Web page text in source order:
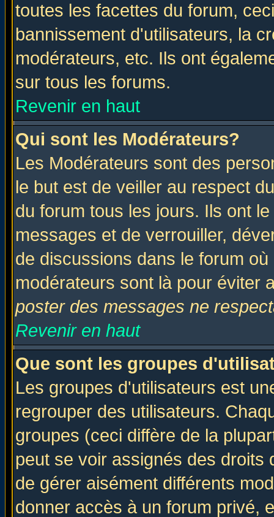
toutes les facettes du forum,
bannissement d'utilisateurs, la
modérateurs, etc. Ils ont
sur tous les forums.
Revenir en haut
Qui sont les Modérateurs?
Les Modérateurs sont des
le but est de veiller au respect
du forum tous les jours. Ils ont
messages et de verrouiller,
de discussions dans le forum
modérateurs sont là pour éviter
poster des messages ne
Revenir en haut
Que sont les groupes
Les groupes d'utilisateurs est
regrouper des utilisateurs.
groupes (ceci diffère de la
peut se voir assignés des
de gérer aisément différents
donner accès à un forum privé,